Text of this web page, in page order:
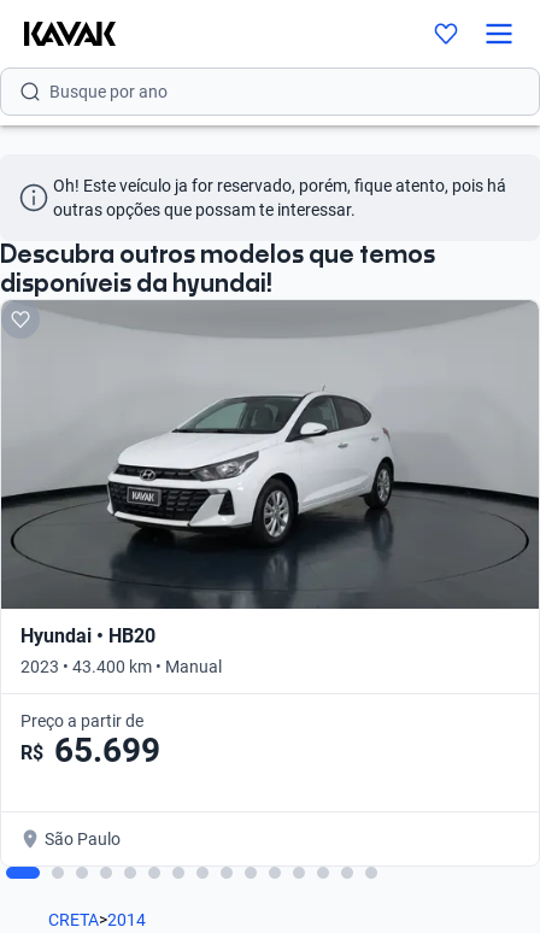
Busque por versão
Busque por ano
Oh! Este veículo ja for reservado, porém, fique atento, pois há
outras opções que possam te interessar.
Descubra outros modelos que temos
disponíveis da hyundai!
Hyundai • HB20
2023 • 43.400 km • Manual
Preço a partir de
R$ 65.699
São Paulo
CRETA>2014